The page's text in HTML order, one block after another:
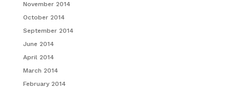
November 2014
October 2014
September 2014
June 2014
April 2014
March 2014
February 2014